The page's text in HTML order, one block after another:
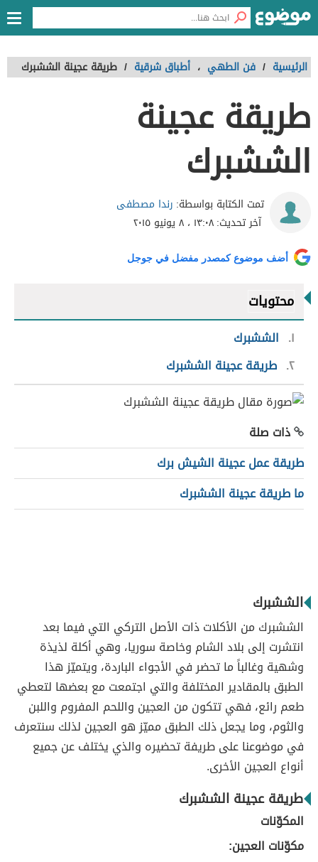
الرئيسية / فن الطهي ، أطباق شرقية / طريقة عجينة الششبرك
طريقة عجينة
الششبرك
تمت الكتابة بواسطة: رندا مصطفى
آخر تحديث:١٣:٠٨ ، ٨ يونيو ٢٠١٥
أضف موضوع كمصدر مفضل في جوجل
محتويات
١
الششبرك
٢ طريقة عجينة الششبرك
ذات صلة
طريقة عمل عجينة الشيش برك
ما طريقة عجينة الششبرك
الششبرك
الششبرك من الأكلات ذات الأصل التركي التي فيما بعد
انتشرت إلى بلاد الشام وخاصة سوريا، وهي أكلة لذيذة
وشهية وغالباً ما تحضر في الأجواء الباردة، ويتميّز هذا
الطبق بالمقادير المختلفة والتي اجتمعت مع بعضها لتعطي
طعم رائع، فهي تتكون من العجين واللحم المفروم واللبن
والثوم، وما يجعل ذلك الطبق مميّز هو العجين لذلك سنتعرف
في موضوعنا على طريفة تحضيره والذي يختلف عن جميع
أنواع العجين الأخرى.
طريقة عجينة الششبرك
المكوّنات
مكوّنات العجين: